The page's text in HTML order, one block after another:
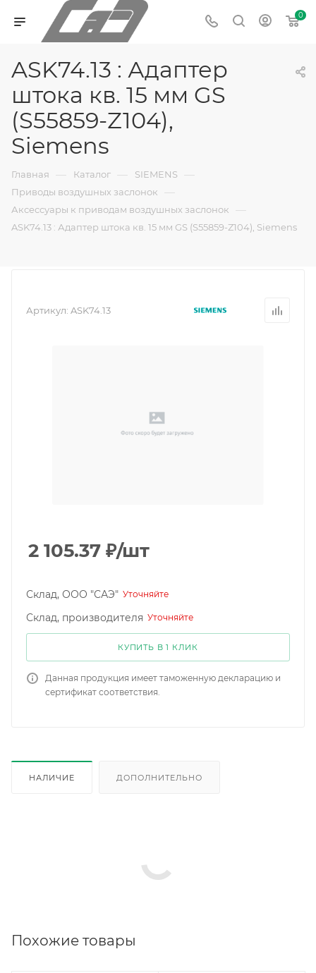
0
ASK74.13 : Адаптер
штока кв. 15 мм GS
(S55859-Z104),
Siemens
Главная — Каталог — SIEMENS —
Приводы воздушных заслонок —
Аксессуары к приводам воздушных заслонок —
ASK74.13 : Адаптер штока кв. 15 мм GS (S55859-Z104), Siemens
Артикул: ASK74.13
2 105.37 ₽/шт
Склад, ООО "САЭ" Уточняйте
Склад, производителя Уточняйте
КУПИТЬ В 1 КЛИК
Данная продукция имеет таможенную декларацию и
сертификат соответствия.
НАЛИЧИЕ ДОПОЛНИТЕЛЬНО
Похожие товары